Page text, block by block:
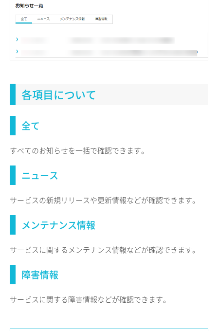
各項目について
全て
すべてのお知らせを一括で確認できます。
ニュース
サービスの新規リリースや更新情報などが確認できます。
メンテナンス情報
サービスに関するメンテナンス情報などが確認できます。
障害情報
サービスに関する障害情報などが確認できます。